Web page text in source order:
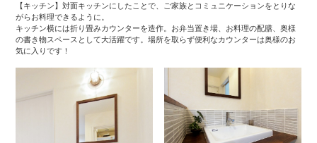
【キッチン】対面キッチンにしたことで、ご家族とコミュニケーションをとりな
がらお料理できるように。
キッチン横には折り畳みカウンターを造作。お弁当置き場、お料理の配膳、奥様
の書き物スペースとして大活躍です。場所を取らず便利なカウンターは奥様のお
気に入りです！